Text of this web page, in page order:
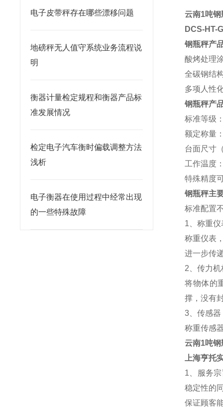
电子皮带秤存在哪些漂移问题
地磅秤无人值守系统业务流程说
明
衡器计量检定规程和衡器产品标
准发展情况
检定电子汽车衡时偏载调整方法
浅析
电子衡器在使用过程中经常出现
的一些特殊故障
云南1吨
DCS-HT-
钢瓶秤产
酸烤处理
全碳钢结
多项人性
钢瓶秤产
标准等级
额定称量
台面尺寸
工作温度
特殊精度
钢瓶秤主
标准配置
1、称重仪
称重仪表
进一步传
2、传力机
将物体的
撑，没有
3、传感器
称重传感
云南1吨
上海亨托
1、服务
稳定性的
保证顾客